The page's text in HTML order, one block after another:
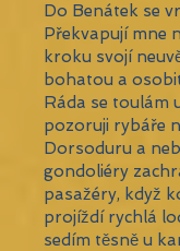
Do Benátek se
Překvapují mne
kroku svojí
bohatou a
Ráda se toulám
pozoruji rybáře
Dorsoduru a
gondoliéry
pasažéry, když
projíždí rychlá
sedím těsně u